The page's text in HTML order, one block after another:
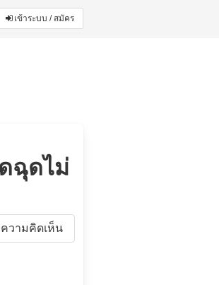
เข้าระบบ / สมัคร
ฉุดไม่
วามคิดเห็น